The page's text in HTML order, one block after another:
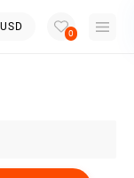
USD
0